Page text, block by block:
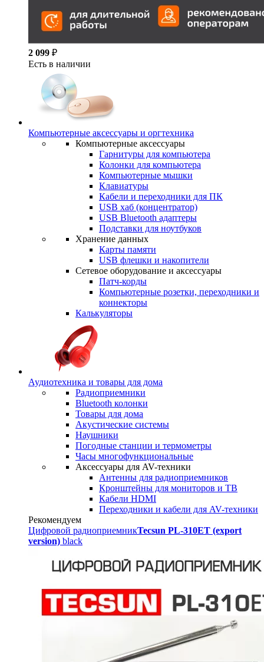
2 099 ₽
Есть в наличии
Компьютерные аксессуары и оргтехника
Компьютерные аксессуары
Гарнитуры для компьютера
Колонки для компьютера
Компьютерные мышки
Клавиатуры
Кабели и переходники для ПК
USB хаб (концентратор)
USB Bluetooth адаптеры
Подставки для ноутбуков
Хранение данных
Карты памяти
USB флешки и накопители
Сетевое оборудование и аксессуары
Патч-корды
Компьютерные розетки, переходники и
коннекторы
Калькуляторы
Аудиотехника и товары для дома
Радиоприемники
Bluetooth колонки
Товары для дома
Акустические системы
Наушники
Погодные станции и термометры
Часы многофункциональные
Аксессуары для AV-техники
Антенны для радиоприемников
Кронштейны для мониторов и ТВ
Кабели HDMI
Переходники и кабели для AV-техники
Рекомендуем
Цифровой радиоприемникTecsun PL-310ET (export
version) black